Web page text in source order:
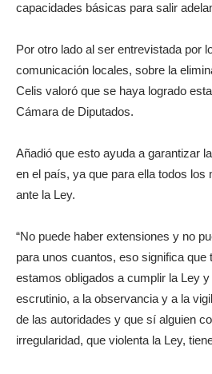
capacidades básicas para salir
Por otro lado al ser entrevistada por
comunicación locales, sobre la
Celis valoró que se haya logrado
Cámara de Diputados.
Añadió que esto ayuda a garantizar
en el país, ya que para ella todos los
ante la Ley.
“No puede haber extensiones y no
para unos cuantos, eso significa que
estamos obligados a cumplir la Ley
escrutinio, a la observancia y a la
de las autoridades y que sí alguien
irregularidad, que violenta la Ley,